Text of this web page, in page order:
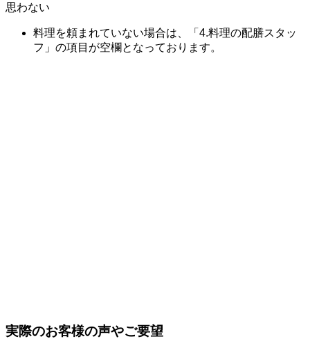
思わない
料理を頼まれていない場合は、「4.料理の配膳スタッ
フ」の項目が空欄となっております。
実際のお客様の声やご要望